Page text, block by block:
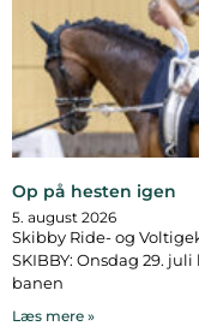
Op på hesten igen
5. august 2026
Skibby Ride- og
SKIBBY: Onsdag 29.
banen
Læs mere »